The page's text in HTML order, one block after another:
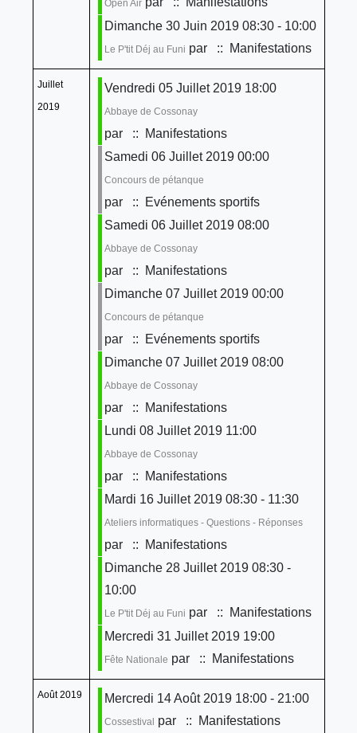
Open Air
Dimanche 30 Juin 2019 08:30 - 10:00
Le P'tit Déj au Funi par :: Manifestations
Juillet
2019
Vendredi 05 Juillet 2019 18:00
Abbaye de Cossonay
par
:: Manifestations
Samedi 06 Juillet 2019 00:00
Concours de pétanque
par
:: Evénements sportifs
Samedi 06 Juillet 2019 08:00
Abbaye de Cossonay
par
:: Manifestations
Dimanche 07 Juillet 2019 00:00
Concours de pétanque
par
:: Evénements sportifs
Dimanche 07 Juillet 2019 08:00
Abbaye de Cossonay
par
:: Manifestations
Lundi 08 Juillet 2019 11:00
Abbaye de Cossonay
par
:: Manifestations
Mardi 16 Juillet 2019 08:30 - 11:30
Ateliers informatiques - Questions - Réponses
par
:: Manifestations
Dimanche 28 Juillet 2019 08:30 -
10:00
Le P'tit Déj au Funi par
:: Manifestations
Mercredi 31 Juillet 2019 19:00
Fête Nationale par :: Manifestations
Août 2019 Mercredi 14 Août 2019 18:00 - 21:00
Cossestival par
:: Manifestations